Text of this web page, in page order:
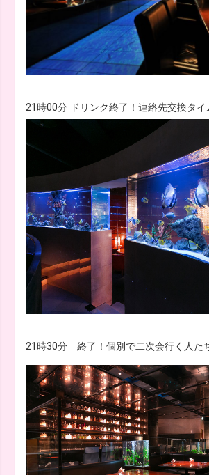
21時00分 ドリンク終了！連絡先交換タイ
21時30分 終了！個別で二次会行く人た